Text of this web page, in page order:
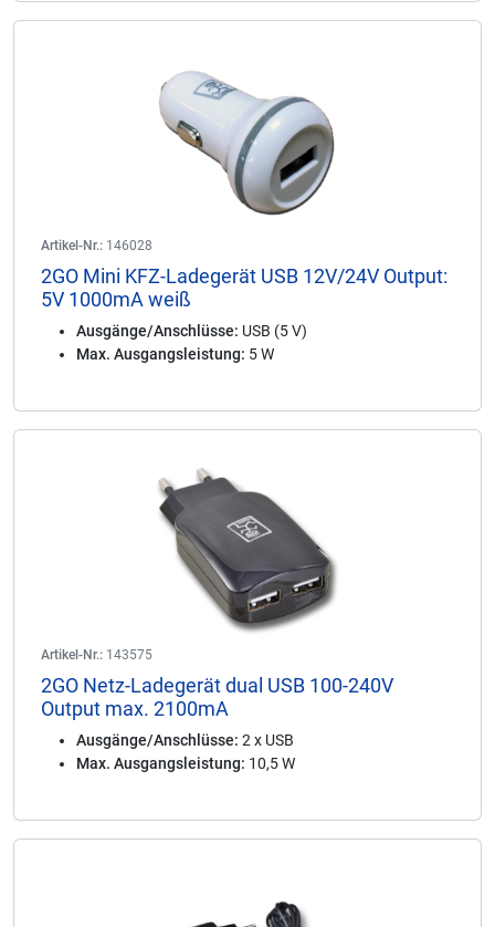
Artikel-Nr.: 146028
2GO Mini KFZ-Ladegerät USB 12V/24V Output:
5V 1000mA weiß
Ausgänge/Anschlüsse: USB (5 V)
Max. Ausgangsleistung: 5 W
Artikel-Nr.: 143575
2GO Netz-Ladegerät dual USB 100-240V
Output max. 2100mA
Ausgänge/Anschlüsse: 2 x USB
Max. Ausgangsleistung: 10,5 W